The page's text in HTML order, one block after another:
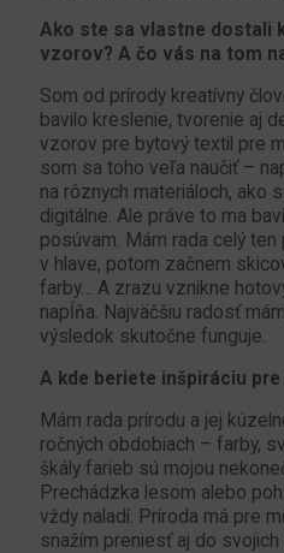
Ako ste sa vlastne dostali
vzorov? A čo vás na tom
Som od prírody kreatívny
bavilo kreslenie, tvorenie aj
vzorov pre bytový textil pre
som sa toho veľa naučiť –
na rôznych materiáloch, ako
digitálne. Ale práve to ma
posúvam. Mám rada celý
v hlave, potom začnem
farby… A zrazu vznikne
napĺňa. Najväčšiu radosť
výsledok skutočne funguje.
A kde beriete inšpiráciu
Mám rada prírodu a jej
ročných obdobiach – farby,
škály farieb sú mojou
Prechádzka lesom alebo
vždy naladí. Príroda má pre
snažím preniesť aj do svojich